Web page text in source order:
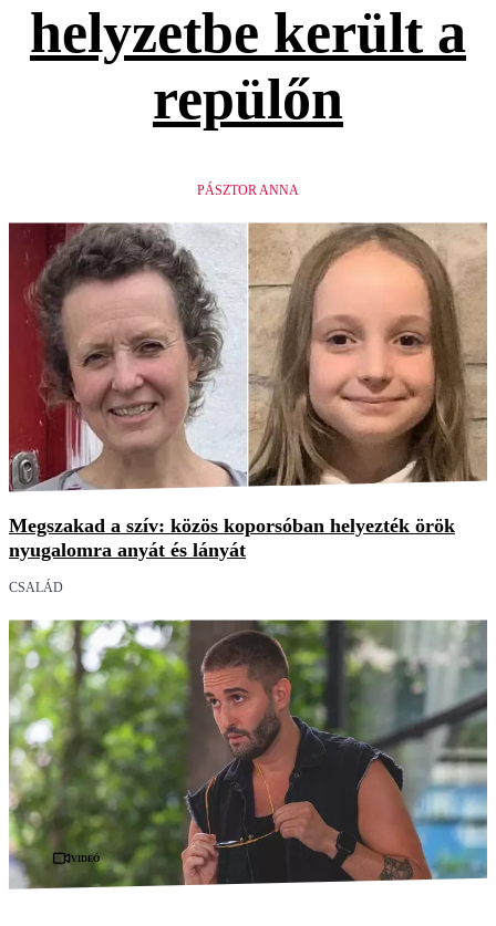
helyzetbe került a
repülőn
PÁSZTOR ANNA
Megszakad a szív: közös koporsóban helyezték örök
nyugalomra anyát és lányát
CSALÁD
Videó